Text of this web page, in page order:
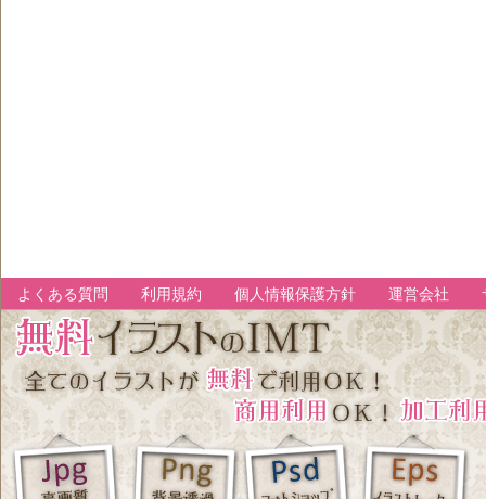
よくある質問 利用規約 個人情報保護方針 運営会社